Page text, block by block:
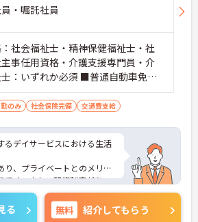
・嘱託社員
社会福祉士・精神保健福祉士・社
事任用資格・介護支援専門員・介
：いずれか必須 ■普通自動車免
■経験：必須
のみ 社会保険完備 交通費支給
るデイサービスにおける生活
り、プライベートとのメリハ
です。また、研修制度があ
アップが目指せる環境です。
接対策ポイントなど、さら
でお気軽にご相談くださ
る 無料 紹介してもらう